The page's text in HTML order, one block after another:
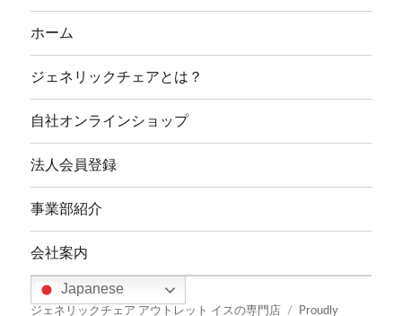
ホーム
ジェネリックチェアとは？
自社オンラインショップ
法人会員登録
事業部紹介
会社案内
Japanese
ジェネリックチェア アウトレット イスの専門店 Proudly